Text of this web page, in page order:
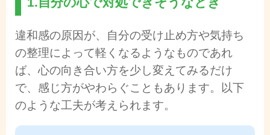
違和感の原因が、自分の受け止め方や気持ち
の整理によって軽くなるようなものであれ
ば、心の向き合い方を少し変えてみるだけ
で、感じ方がやわらぐこともあります。以下
のような工夫が考えられます。